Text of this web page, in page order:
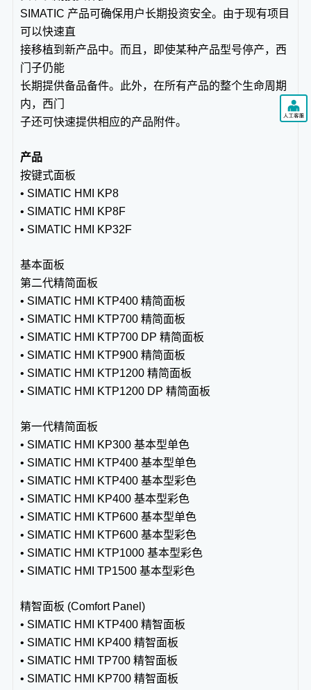
SIMATIC 产品可确保用户长期投资安全。由于现有项目
可以快速直
接移植到新产品中。而且，即使某种产品型号停产，西
门子仍能
长期提供备品备件。此外，在所有产品的整个生命周期
内，西门
子还可快速提供相应的产品附件。
产品
按键式面板
• SIMATIC HMI KP8
• SIMATIC HMI KP8F
• SIMATIC HMI KP32F
基本面板
第二代精简面板
• SIMATIC HMI KTP400 精简面板
• SIMATIC HMI KTP700 精简面板
• SIMATIC HMI KTP700 DP 精简面板
• SIMATIC HMI KTP900 精简面板
• SIMATIC HMI KTP1200 精简面板
• SIMATIC HMI KTP1200 DP 精简面板
第一代精简面板
• SIMATIC HMI KP300 基本型单色
• SIMATIC HMI KTP400 基本型单色
• SIMATIC HMI KTP400 基本型彩色
• SIMATIC HMI KP400 基本型彩色
• SIMATIC HMI KTP600 基本型单色
• SIMATIC HMI KTP600 基本型彩色
• SIMATIC HMI KTP1000 基本型彩色
• SIMATIC HMI TP1500 基本型彩色
精智面板 (Comfort Panel)
• SIMATIC HMI KTP400 精智面板
• SIMATIC HMI KP400 精智面板
• SIMATIC HMI TP700 精智面板
• SIMATIC HMI KP700 精智面板